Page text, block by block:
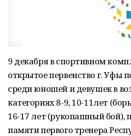
9 декабря в спортивном
открытое первенство г. Уфы
среди юношей и девушек в
категориях 8-9, 10-11лет
16-17 лет (рукопашный бой),
памяти первого тренера